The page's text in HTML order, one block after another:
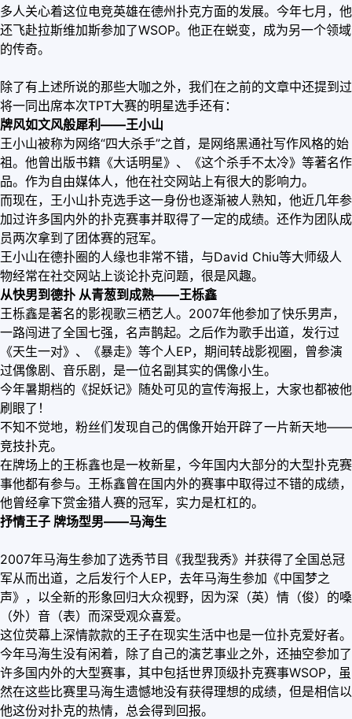
多人关心着这位电竞英雄在德州扑克方面的发展。今年七月，他
还飞赴拉斯维加斯参加了WSOP。他正在蜕变，成为另一个领域
的传奇。
除了有上述所说的那些大咖之外，我们在之前的文章中还提到过
将一同出席本次TPT大赛的明星选手还有：
牌风如文风般犀利——王小山
王小山被称为网络“四大杀手”之首，是网络黑通社写作风格的始
祖。他曾出版书籍《大话明星》、《这个杀手不太冷》等著名作
品。作为自由媒体人，他在社交网站上有很大的影响力。
而现在，王小山扑克选手这一身份也逐渐被人熟知，他近几年参
加过许多国内外的扑克赛事并取得了一定的成绩。还作为团队成
员两次拿到了团体赛的冠军。
王小山在德扑圈的人缘也非常不错，与David Chiu等大师级人
物经常在社交网站上谈论扑克问题，很是风趣。
从快男到德扑 从青葱到成熟——王栎鑫
王栎鑫是著名的影视歌三栖艺人。2007年他参加了快乐男声，
一路闯进了全国七强，名声鹊起。之后作为歌手出道，发行过
《天生一对》、《暴走》等个人EP，期间转战影视圈，曾参演
过偶像剧、音乐剧，是一位名副其实的偶像小生。
今年暑期档的《捉妖记》随处可见的宣传海报上，大家也都被他
刷眼了！
不知不觉地，粉丝们发现自己的偶像开始开辟了一片新天地——
竞技扑克。
在牌场上的王栎鑫也是一枚新星，今年国内大部分的大型扑克赛
事他都有参与。王栎鑫曾在国内外的赛事中取得过不错的成绩，
他曾经拿下赏金猎人赛的冠军，实力是杠杠的。
抒情王子 牌场型男——马海生
2007年马海生参加了选秀节目《我型我秀》并获得了全国总冠
军从而出道，之后发行个人EP，去年马海生参加《中国梦之
声》，以全新的形象回归大众视野，因为深（英）情（俊）的嗓
（外）音（表）而深受观众喜爱。
这位荧幕上深情款款的王子在现实生活中也是一位扑克爱好者。
今年马海生没有闲着，除了自己的演艺事业之外，还抽空参加了
许多国内外的大型赛事，其中包括世界顶级扑克赛事WSOP，虽
然在这些比赛里马海生遗憾地没有获得理想的成绩，但是相信以
他这份对扑克的热情，总会得到回报。